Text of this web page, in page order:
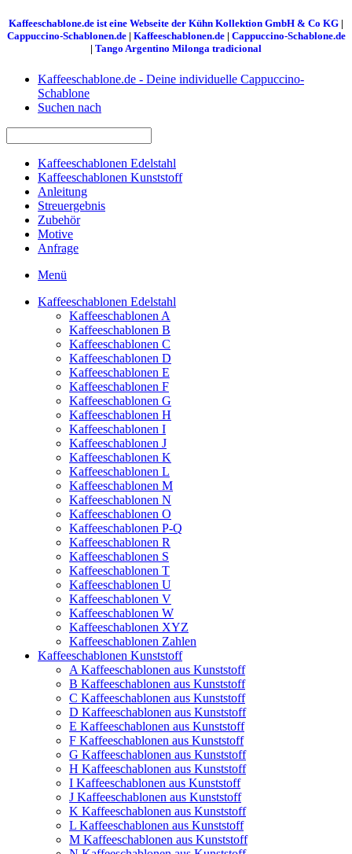
Kaffeeschablone.de ist eine Webseite der Kühn Kollektion GmbH & Co KG |
Cappuccino-Schablonen.de| Kaffeeschablonen.de| Cappuccino-Schablone.de
| Tango Argentino Milonga tradicional
Kaffeeschablone.de - Deine individuelle Cappuccino-
Schablone
Suchen nach
Kaffeeschablonen Edelstahl
Kaffeeschablonen Kunststoff
Anleitung
Streuergebnis
Zubehör
Motive
Anfrage
Menü
Kaffeeschablonen Edelstahl
Kaffeeschablonen A
Kaffeeschablonen B
Kaffeeschablonen C
Kaffeeschablonen D
Kaffeeschablonen E
Kaffeeschablonen F
Kaffeeschablonen G
Kaffeeschablonen H
Kaffeeschablonen I
Kaffeeschablonen J
Kaffeeschablonen K
Kaffeeschablonen L
Kaffeeschablonen M
Kaffeeschablonen N
Kaffeeschablonen O
Kaffeeschablonen P-Q
Kaffeeschablonen R
Kaffeeschablonen S
Kaffeeschablonen T
Kaffeeschablonen U
Kaffeeschablonen V
Kaffeeschablonen W
Kaffeeschablonen XYZ
Kaffeeschablonen Zahlen
Kaffeeschablonen Kunststoff
A Kaffeeschablonen aus Kunststoff
B Kaffeeschablonen aus Kunststoff
C Kaffeeschablonen aus Kunststoff
D Kaffeeschablonen aus Kunststoff
E Kaffeeschablonen aus Kunststoff
F Kaffeeschablonen aus Kunststoff
G Kaffeeschablonen aus Kunststoff
H Kaffeeschablonen aus Kunststoff
I Kaffeeschablonen aus Kunststoff
J Kaffeeschablonen aus Kunststoff
K Kaffeeschablonen aus Kunststoff
L Kaffeeschablonen aus Kunststoff
M Kaffeeschablonen aus Kunststoff